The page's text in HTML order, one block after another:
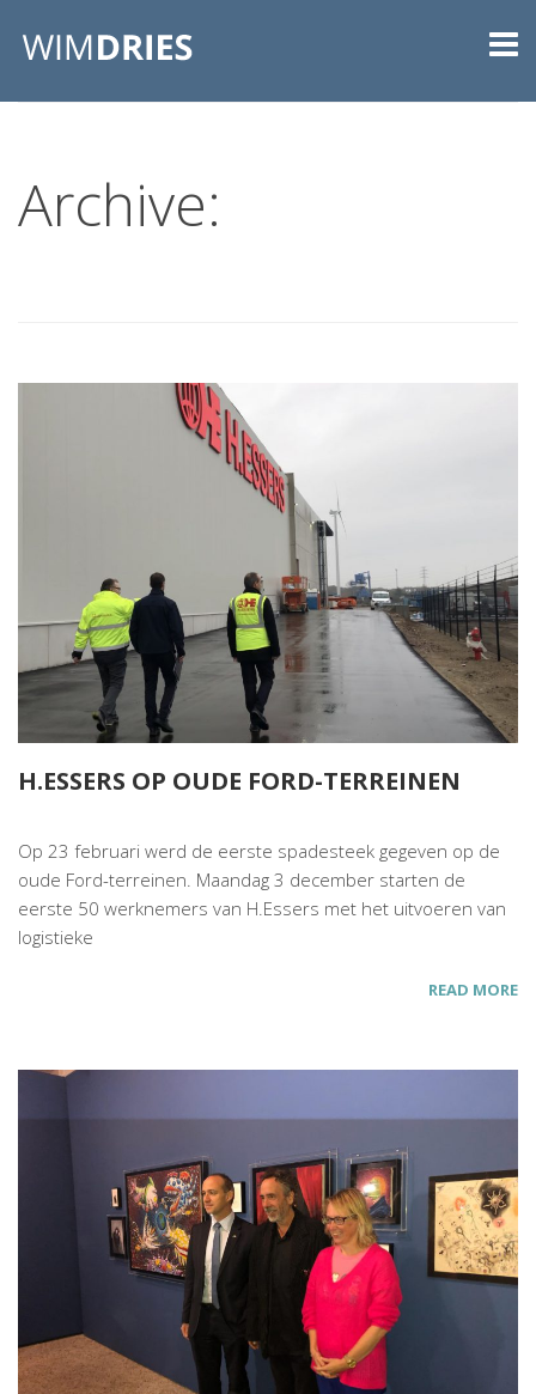
Archive:
H.ESSERS OP OUDE FORD-TERREINEN
Op 23 februari werd de eerste spadesteek gegeven op de
oude Ford-terreinen. Maandag 3 december starten de
eerste 50 werknemers van H.Essers met het uitvoeren van
logistieke
READ MORE